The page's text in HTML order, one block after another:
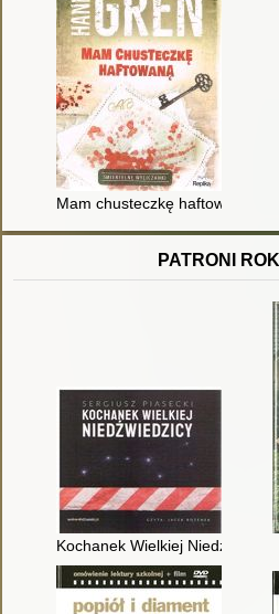
Mam chusteczkę haftowaną
PATRONI
Kochanek Wielkiej Niedźwiedzicy